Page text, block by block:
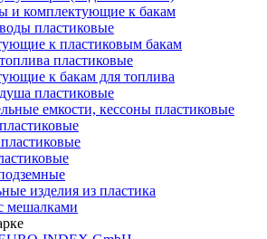
и комплектующие к бакам
пластиковые
к пластиковым бакам
пластиковые
к бакам для топлива
пластиковые
емкости, кессоны пластиковые
изделия из пластика
мешалками